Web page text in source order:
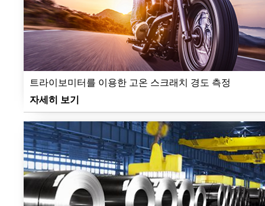
트라이보미터를 이용한 고온 스크래치 경도 측정
자세히 보기